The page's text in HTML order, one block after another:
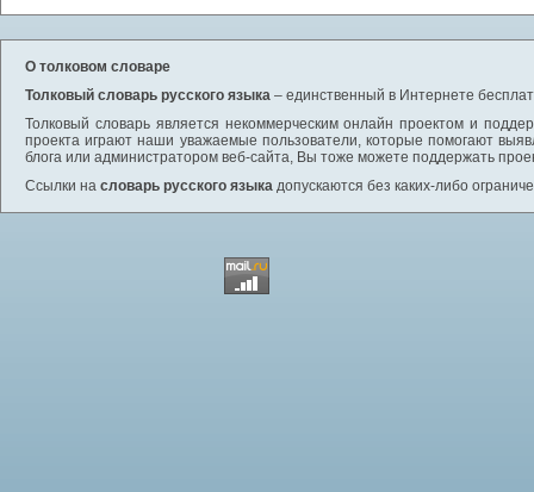
О толковом словаре
Толковый словарь русского языка – единственный в Интернете
Толковый словарь является некоммерческим онлайн проектом и
проекта играют наши уважаемые пользователи, которые помогают
блога или администратором веб-сайта, Вы тоже можете поддержать
Ссылки на словарь русского языка допускаются без каких-либо